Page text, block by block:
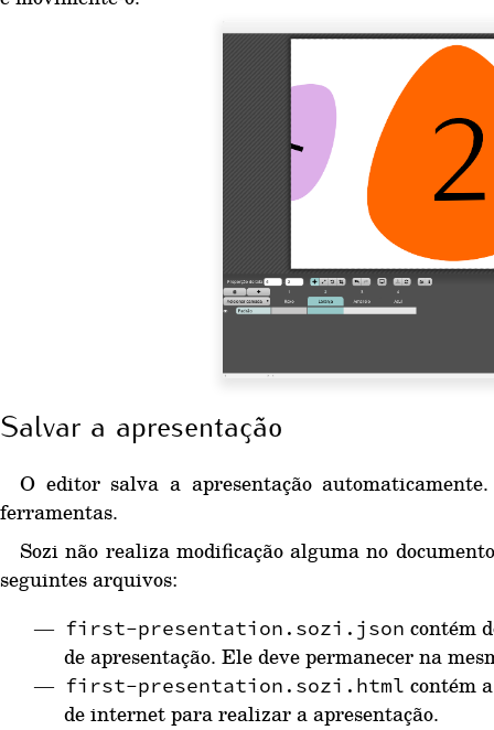
Salvar a apresentação
O editor salva a apresentação
ferramentas.
Sozi não realiza modificação alguma no
seguintes arquivos:
first-presentation.sozi.json contém
de apresentação. Ele deve permanecer na
first-presentation.sozi.html contém
de internet para realizar a apresentação.